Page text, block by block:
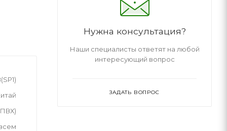
Нужна консультация?
Наши специалисты ответят на любой
интересующий вопрос
ЗАДАТЬ ВОПРОС